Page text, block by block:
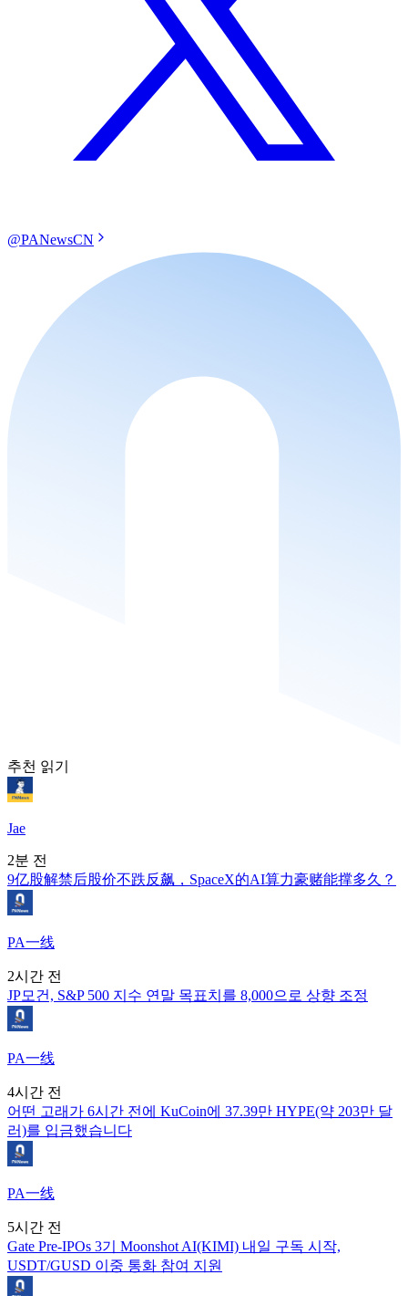
@PANewsCN
추천 읽기
Jae
2분 전
9亿股解禁后股价不跌反飙，SpaceX的AI算力豪赌能撑多久？
PA一线
2시간 전
JP모건, S&P 500 지수 연말 목표치를 8,000으로 상향 조정
PA一线
4시간 전
어떤 고래가 6시간 전에 KuCoin에 37.39만 HYPE(약 203만 달
러)를 입금했습니다
PA一线
5시간 전
Gate Pre-IPOs 3기 Moonshot AI(KIMI) 내일 구독 시작,
USDT/GUSD 이중 통화 참여 지원